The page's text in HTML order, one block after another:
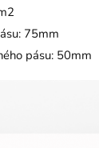
75mm
pásu: 50mm